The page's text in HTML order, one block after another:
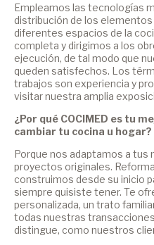
Empleamos las tecnologías
distribución de los
diferentes espacios de la
completa y dirigimos a los
ejecución, de tal modo que
queden satisfechos. Los
trabajos son experiencia y
visitar nuestra amplia
¿Por qué COCIMED es tu
cambiar tu cocina u hogar?
Porque nos adaptamos a
proyectos originales.
construimos desde su inicio
siempre quisiste tener. Te
personalizada, un trato
todas nuestras
distingue, como nuestros